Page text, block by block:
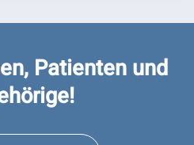
Patienten und